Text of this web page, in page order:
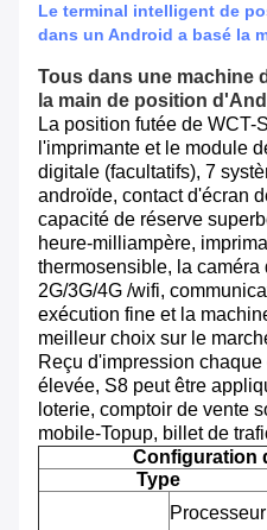
Le terminal intelligent de
dans un Android a basé la
Tous dans une machine
la main de position
La position futée de WCT-
l'imprimante et le module
digitale (facultatifs), 7
androïde, contact d'écran
capacité de réserve
heure-milliampère,
thermosensible, la caméra
2G/3G/4G /wifi,
exécution fine et la
meilleur choix sur le
Reçu d'impression
élevée, S8 peut être
loterie, comptoir de vente
mobile-Topup, billet de
Configuration
Type
Processeur